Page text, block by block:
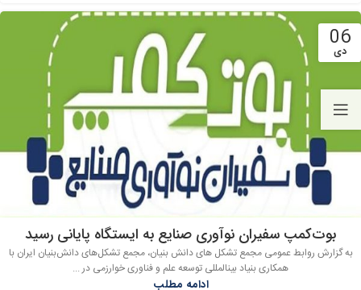
06
دی
بوت‌کمپ سفیران نوآوری صنایع به ایستگاه پایانی رسید
به گزارش روابط عمومی مجمع تشکل های دانش بنیان، مجمع تشکل‌های دانش‌بنیان ایران با
همکاری بنیاد بین‏المللی توسعه علم و فناوری خوارزمی در ...
ادامه مطلب